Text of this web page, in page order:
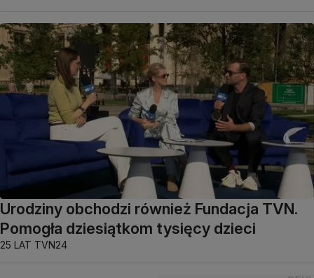
Urodziny obchodzi również Fundacja TVN.
Pomogła dziesiątkom tysięcy dzieci
25 LAT TVN24